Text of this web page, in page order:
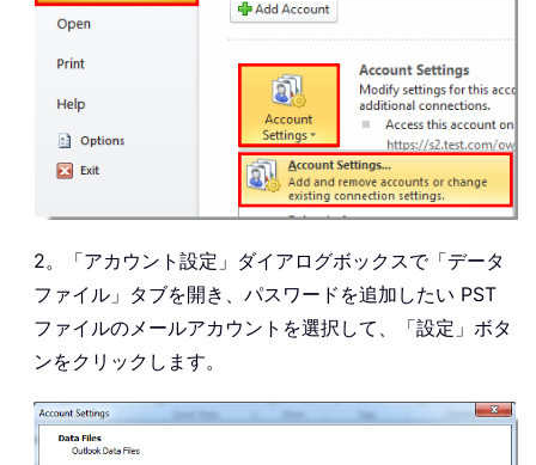
2。「アカウント設定」ダイアログボックスで「データ
ファイル」タブを開き、パスワードを追加したい PST
ファイルのメールアカウントを選択して、「設定」ボタ
ンをクリックします。